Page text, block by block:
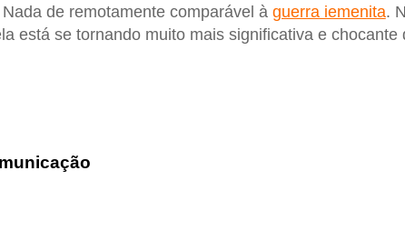
de remotamente comparável à guerra iemenita.
está se tornando muito mais significativa e chocante